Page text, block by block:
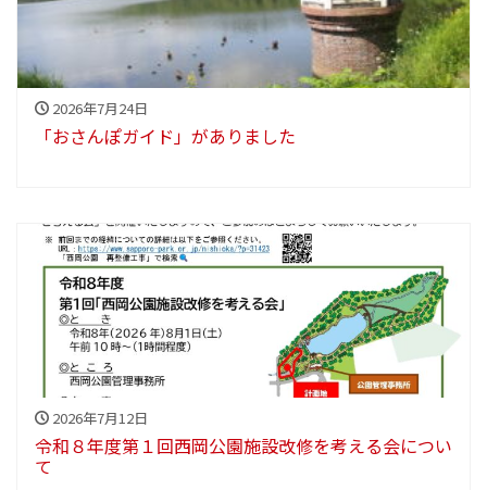
2026年7月24日
「おさんぽガイド」がありました
2026年7月12日
令和８年度第１回西岡公園施設改修を考える会につい
て